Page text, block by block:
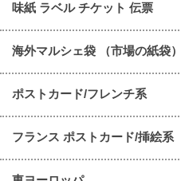
味紙 ラベル チケット 伝票
海外マルシェ袋 （市場の紙袋）
ポストカード/フレンチ系
フランス ポストカード/挿絵系